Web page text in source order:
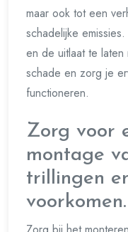
maar ook tot een
schadelijke
en de uitlaat te
schade en zorg je
functioneren.
Zorg voor
montage
trillingen
voorkomen.